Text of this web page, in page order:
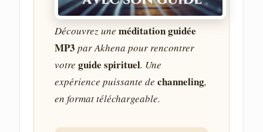
Découvrez uneméditation guidée
MP3 par Akhena pour rencontrer
votreguide spirituel. Une
expérience puissante dechanneling,
en format téléchargeable.